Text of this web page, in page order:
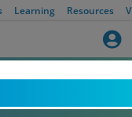
Learning Resources